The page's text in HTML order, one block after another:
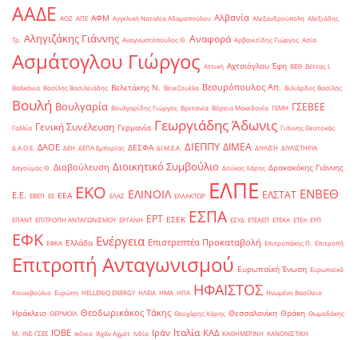
ΑΑΔΕ ΑΟΖ ΑΠΕ ΑΦΜ Αγγελική Ναταλία Αδαμοπούλου Αλβανία Αλεξανδρούπολη Αλεξιάδης
Τρ. Αληγιζάκης Γιάννης Αναγνωστόπουλος Θ. Αναφορά Αρβανιτίδης Γιώργος Ασία
Ασμάτογλου Γιώργος Αττική Αχτσιόγλου Έφη ΒΕΘ Βέττας Ι.
Βαλκάνια Βασίλης Βασιλειάδης Βελετάκης Ν. Βενεζουέλα Βεσυρόπουλος Απ. Βιλιάρδος Βασίλης
Βουλή Βουλγαρία Βουλγαρίδης Γιώργος Βρετανία Βόρεια Μακεδονία ΓΕΜΗ ΓΣΕΒΕΕ
Γαλλία Γενική Συνέλευση Γερμανία Γεωργιάδης Άδωνις Γιάννης Θεοτοκάς
Δ.Α.Ο.Ε. ΔΑΟΕ ΔΕΗ ΔΕΠΑ Εμπορίας ΔΕΣΦΑ ΔΙ.Μ.Ε.Α. ΔΙΕΠΠΥ ΔΙΜΕΑ ΔΙΥΛΙΣΗ ΔΙΥΛΙΣΤΗΡΙΑ
Δαγούμας Θ. Διαβούλευση Διοικητικό Συμβούλιο Δούκας Χάρης Δρακακάκης Γιάννης
Ε.Ε. ΕΒΕΠ ΕΕ ΕΕΑ ΕΚΟ ΕΛΑΣ ΕΛΙΝΟΙΛ ΕΛΛΑΚΤΩΡ ΕΛΠΕ ΕΛΣΤΑΤ ΕΝΒΕΘ
ΕΠΑΝΤ ΕΠΙΤΡΟΠΗ ΑΝΤΑΓΩΝΙΣΜΟΥ ΕΡΓΑΝΗ ΕΡΤ ΕΣΕΚ ΕΣΠΑ ΕΣΥΔ ΕΤΕΑΕΠ ΕΤΕΚΑ ΕΤΕπ ΕΥΠ
ΕΦΚ ΕΦΚΑ Ελλάδα Ενέργεια Επιστρεπτέα Προκαταβολή Επιτροπάκης Π. Επιτροπή
Επιτροπή Ανταγωνισμού Ευρωπαϊκή Ένωση Ευρωπαϊκό
Κοινοβούλιο Ευρώπη ΗELLENiQ ENERGY ΗΛΕΙΑ ΗΜΑ ΗΠΑ ΗΦΑΙΣΤΟΣ Ηνωμένο Βασίλειο
Ηράκλειο ΘΕΡΜΟΙΛ Θεοδωρικάκος Τάκης Θεοχάρης Χάρης Θεσσαλονίκη Θράκη Θωμαδάκης
Μ. ΙΝΕ-ΓΣΕΕ ΙΟΒΕ Ικόνιο Ιλχάν Αχμέτ Ινδία Ιράν Ιταλία ΚΑΔ ΚΑΘΗΜΕΡΙΝΗ ΚΑΝΟΝΙΣΤΙΚΗ